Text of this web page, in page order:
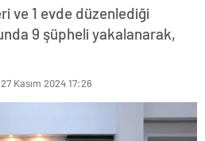
ve 1 evde düzenlediği
9 şüpheli yakalanarak,
27 Kasım 2024 17:26